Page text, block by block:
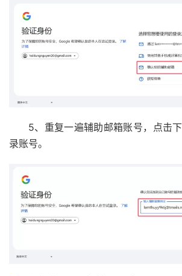
5、重复一遍辅助邮箱账号，点击
录账号。